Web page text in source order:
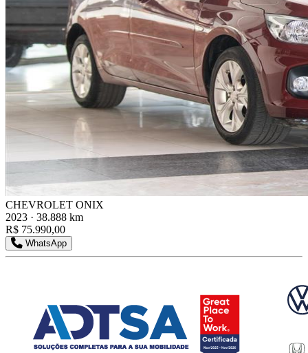
CHEVROLET ONIX
2023 · 38.888 km
R$ 75.990,00
WhatsApp